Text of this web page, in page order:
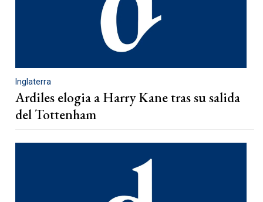
Inglaterra
Ardiles elogia a Harry Kane tras su salida
del Tottenham